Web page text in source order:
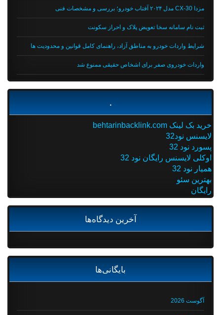
مزدا CX-30 مدل ۲۰۲۴ آفتاب خودرو؛ بررسی و مشخصات فنی
ثبت نام سامانه سخا تعویض پلاک و احراز سکونت
شرایط واردات خودرو به مناطق آزاد، راهنمای کامل قوانین و محدودیت ها
واردات خودروی صفر برای اشخاص حقیقی ممنوع شد
خرید بک لینک behtarinbacklink.com
لایسنس نود32
پسورد نود 32
اوکلی لایسنس رایگان نود 32
همیار نود 32
بهترین سئو
رایگان
آخرین دیدگاه‌ها
بایگانی‌ها
آگوست 2026